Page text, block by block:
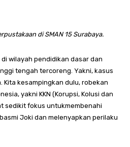
di SMAN 15 Surabaya.
wilayah pendidikan dasar dan
tengah tercoreng. Yakni, kasus
Kita kesampingkan dulu, robekan
yakni KKN (Korupsi, Kolusi dan
sedikit fokus untukmembenahi
Joki dan melenyapkan perilaku